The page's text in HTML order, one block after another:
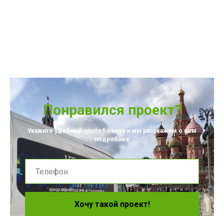
Понравился проект?
Укажите удобный способ связи и мы расскажем о нем
подробнее
Хочу такой проект!